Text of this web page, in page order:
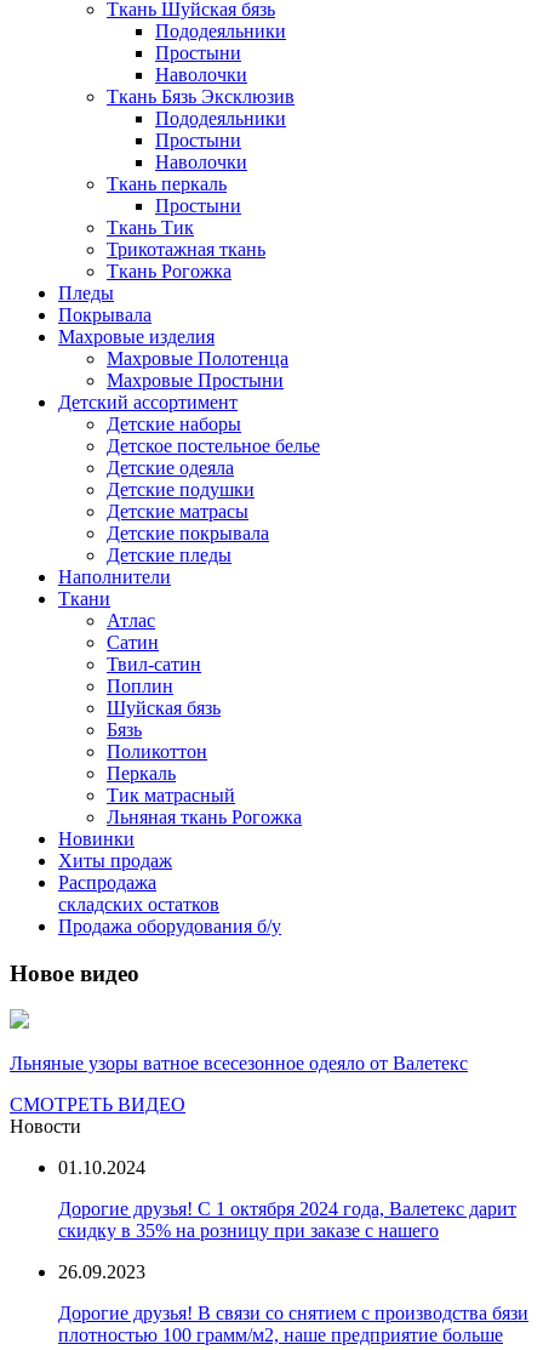
Ткань Шуйская бязь
Пододеяльники
Простыни
Наволочки
Ткань Бязь Эксклюзив
Пододеяльники
Простыни
Наволочки
Ткань перкаль
Простыни
Ткань Тик
Трикотажная ткань
Ткань Рогожка
Пледы
Покрывала
Махровые изделия
Махровые Полотенца
Махровые Простыни
Детский ассортимент
Детские наборы
Детское постельное белье
Детские одеяла
Детские подушки
Детские матрасы
Детские покрывала
Детские пледы
Наполнители
Ткани
Атлас
Сатин
Твил-сатин
Поплин
Шуйская бязь
Бязь
Поликоттон
Перкаль
Тик матрасный
Льняная ткань Рогожка
Новинки
Хиты продаж
Распродажа
складских остатков
Продажа оборудования б/у
Новое видео
Льняные узоры ватное всесезонное одеяло от Валетекс
СМОТРЕТЬ ВИДЕО
Новости
01.10.2024
Дорогие друзья! С 1 октября 2024 года, Валетекс дарит
скидку в 35% на розницу при заказе с нашего
26.09.2023
Дорогие друзья! В связи со снятием с производства бязи
плотностью 100 грамм/м2, наше предприятие больше